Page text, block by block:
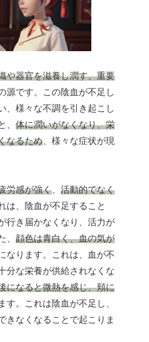
や器官を滋養し潤す、重要
源です。この陰血が不足し
、様々な不調を引き起こし
、 体に潤いがなくなり、栄
なるため 、様々な症状が現
労感が強く
活動的でなく
は、陰血が不足すること
行き届かなくなり、活力が
、 顔色は青白く、血の気が
なります。これは、血が不
分な栄養が供給されなくな
になると微熱を感じ、頬に
す。これは陰血が不足し、
きなくなることで起こりま